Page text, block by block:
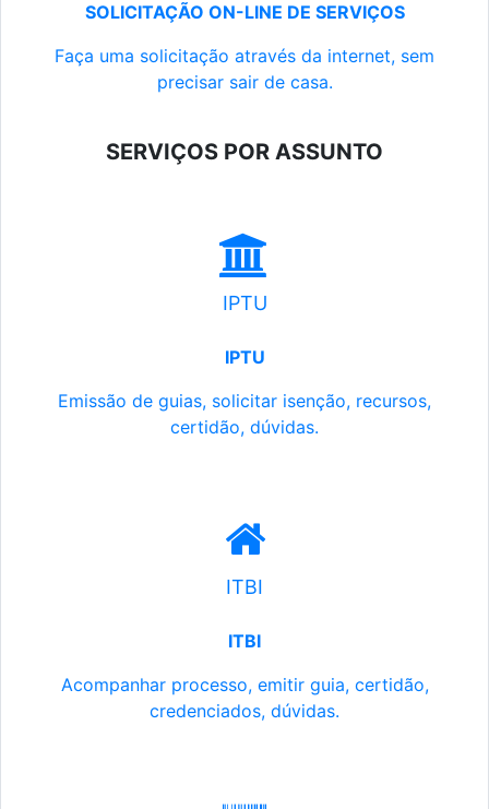
SOLICITAÇÃO ON-LINE DE SERVIÇOS
Faça uma solicitação através da internet, sem
precisar sair de casa.
SERVIÇOS POR ASSUNTO
IPTU
IPTU
Emissão de guias, solicitar isenção, recursos,
certidão, dúvidas.
ITBI
ITBI
Acompanhar processo, emitir guia, certidão,
credenciados, dúvidas.